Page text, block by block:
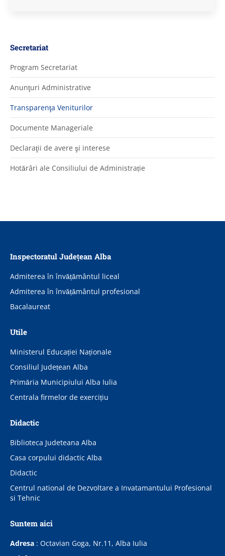
Secretariat
Program Secretariat
Anunţuri Administrative
Transparenţa Veniturilor
Documente Manageriale
Declaraţii de avere şi interese
Hotărâri ale Consiliului de Administrație
Inspectoratul Județean Alba
Admiterea în învățământul liceal
Admiterea în învățământul profesional
Bacalaureat
Utile
Ministerul Educației Naționale
Consiliul Județean Alba
Primăria Municipiului Alba Iulia
Centrala firmelor de exercițiu
Didactic
Biblioteca Judeteana Alba
Casa corpului didactic Alba
Didactic
Centrul national de Dezvoltare a Invatamantului Profesional
si Tehnic
Suntem aici
Adresa : Octavian Goga, Nr.11, Alba Iulia